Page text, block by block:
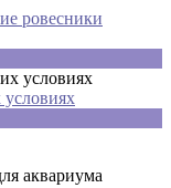
ровесники